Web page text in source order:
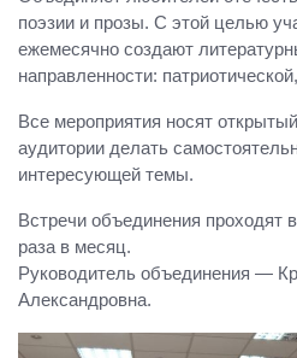
поэзии и прозы. С этой целью
ежемесячно создают
направленности:
Все мероприятия носят
аудитории делать
интересующей темы.
Встречи объединения проходят
раза в месяц.
Руководитель объединения —
Александровна.